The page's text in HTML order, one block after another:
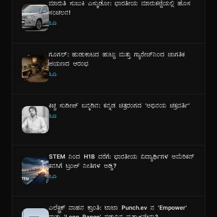
ಮಾರುತಿ ಸುಜುಕಿ ಎಸ್ಕುಡೋ: ಭಾರತೀಯ ಮಾರುಕಟ್ಟೆಯಲ್ಲಿ ಹೊಸ
ಸಂಚಲನ!
ಓದಿ
ಗೂಗಲ್: ಹುಡುಕಾಟದ ಹುಟ್ಟು ಮತ್ತು ಗ್ಯಾರೇಜ್‌ನಿಂದ ಜಾಗತಿಕ
ಪಯಣದ ಆರಂಭ
ಓದಿ
ಕಿಚ್ಚ ಸುದೀಪ್ ಜನ್ಮದಿನ: ಕನ್ನಡ ಚಿತ್ರರಂಗದ 'ಅಭಿನಯ ಚಕ್ರವರ್ತಿ'
ಓದಿ
STEM ನಿಂದ H1B ವರೆಗೆ: ಭಾರತೀಯ ವಿದ್ಯಾರ್ಥಿಗಳ ಅಮೆರಿಕನ್
ಕನಸಿಗೆ ಟ್ರಂಪ್ ನೀತಿಗಳ ಅಡ್ಡಿ?
ಓದಿ
ಎಲೆಕ್ಟ್ರಿಕ್ ವಾಹನ ಕ್ರಾಂತಿ: ಟಾಟಾ Punch.ev ನ 'Empower'